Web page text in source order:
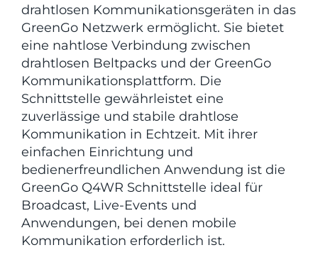
drahtlosen Kommunikationsgeräten in das
GreenGo Netzwerk ermöglicht. Sie bietet
eine nahtlose Verbindung zwischen
drahtlosen Beltpacks und der GreenGo
Kommunikationsplattform. Die
Schnittstelle gewährleistet eine
zuverlässige und stabile drahtlose
Kommunikation in Echtzeit. Mit ihrer
einfachen Einrichtung und
bedienerfreundlichen Anwendung ist die
GreenGo Q4WR Schnittstelle ideal für
Broadcast, Live-Events und
Anwendungen, bei denen mobile
Kommunikation erforderlich ist.